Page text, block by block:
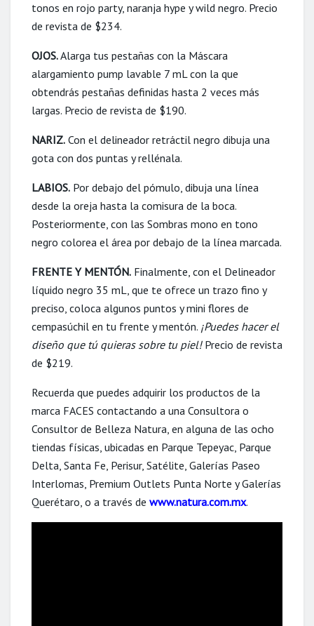
tonos en rojo party, naranja hype y wild negro. Precio
de revista de $234.
OJOS.Alarga tus pestañas con la Máscara
alargamiento pump lavable 7 mL con la que
obtendrás pestañas definidas hasta 2 veces más
largas. Precio de revista de $190.
NARIZ. Con el delineador retráctil negro dibuja una
gota con dos puntas y rellénala.
LABIOS. Por debajo del pómulo, dibuja una línea
desde la oreja hasta la comisura de la boca.
Posteriormente, con las Sombras mono en tono
negro colorea el área por debajo de la línea marcada.
FRENTE Y MENTÓN. Finalmente, con el Delineador
líquido negro 35 mL, que te ofrece un trazo fino y
preciso, coloca algunos puntos y mini flores de
cempasúchil en tu frente y mentón. ¡Puedes hacer el
diseño que tú quieras sobre tu piel!Precio de revista
de $219.
Recuerda que puedes adquirir los productos de la
marca FACES contactando a una Consultora o
Consultor de Belleza Natura, en alguna de las ocho
tiendas físicas, ubicadas en Parque Tepeyac, Parque
Delta, Santa Fe, Perisur, Satélite, Galerías Paseo
Interlomas, Premium Outlets Punta Norte y Galerías
Querétaro, o a través de www.natura.com.mx.